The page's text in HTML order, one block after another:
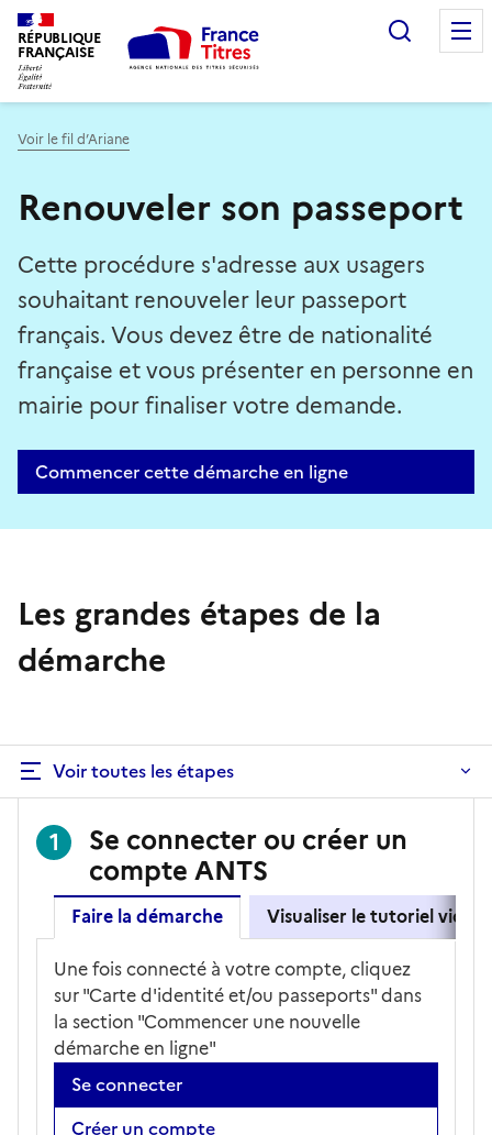
RÉPUBLIQUE
FRANÇAISE
Voir le fil d’Ariane
Renouveler son passeport
Cette procédure s'adresse aux usagers
souhaitant renouveler leur passeport
français. Vous devez être de nationalité
française et vous présenter en personne en
mairie pour finaliser votre demande.
Commencer cette démarche en ligne
Les grandes étapes de la
démarche
Voir toutes les étapes
1
Se connecter ou créer un
compte ANTS
Faire la démarche Visualiser le tutoriel vidéo
Une fois connecté à votre compte, cliquez
sur "Carte d'identité et/ou passeports" dans
la section "Commencer une nouvelle
démarche en ligne"
Se connecter
Créer un compte